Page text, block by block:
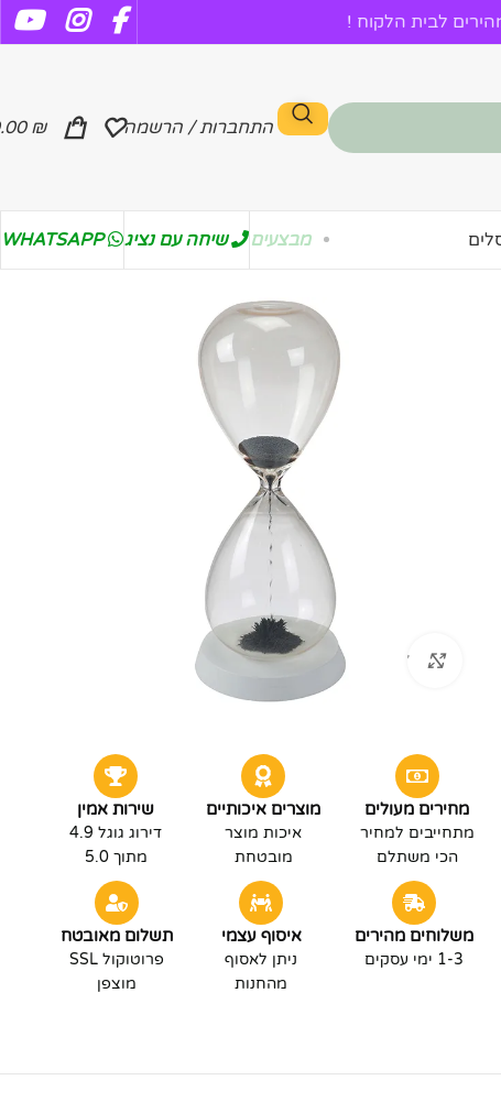
לבית הלקוח !
התחברות / הרשמה ₪
מבצעים שיחה עם נציג WHATSAPP
לחץ להגדלה
מחירים מעולים
מתחייבים למחיר
הכי משתלם
מוצרים איכותיים
איכות מוצר
מובטחת
שירות אמין
דירוג גוגל 4.9
מתוך 5.0
משלוחים מהירים
1-3 ימי עסקים
איסוף עצמי
ניתן לאסוף
מהחנות
תשלום מאובטח
פרוטוקול SSL
מוצפן